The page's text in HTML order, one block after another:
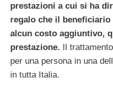
prestazioni a cui si ha
regalo che il
alcun costo aggiuntivo,
prestazione. Il
per una persona in una
in tutta Italia.